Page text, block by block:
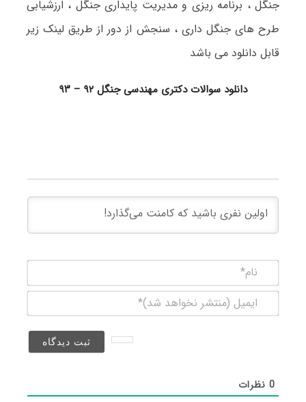
جنگل ، برنامه ریزی و مدیریت پایداری جنگل ، ارزشیابی
طرح های جنگل داری ، سنجش از دور از طریق لینک زیر
قابل دانلود می باشد
دانلود سوالات دکتری مهندسی جنگل ۹۲ – ۹۳
(منتشر
0نظرات